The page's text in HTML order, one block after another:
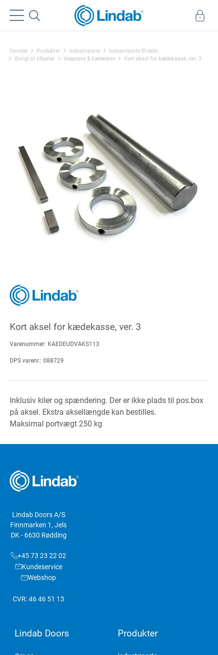
Forside Produkter Industriporte
Industriporte El-dele
Øvrigt el tilbehør
Adaptere & kædedrev Kort aksel for kædekasse, ver. 3
Kort aksel for kædekasse, ver. 3
Varenummer: KAEDEUDVAKS113
DPS varenr.: 088729
Inklusiv kiler og spændering. Der er ikke plads til pos.box
på aksel. Ekstra aksellængde kan bestilles.
Maksimal portvægt 250 kg
Lindab Doors A/S
Finnmarken 1, Jels
DK - 6630 Rødding
+45 73 23 22 02
Kundeservice
Webshop
CVR: 46 46 51 13
Lindab Doors Produkter